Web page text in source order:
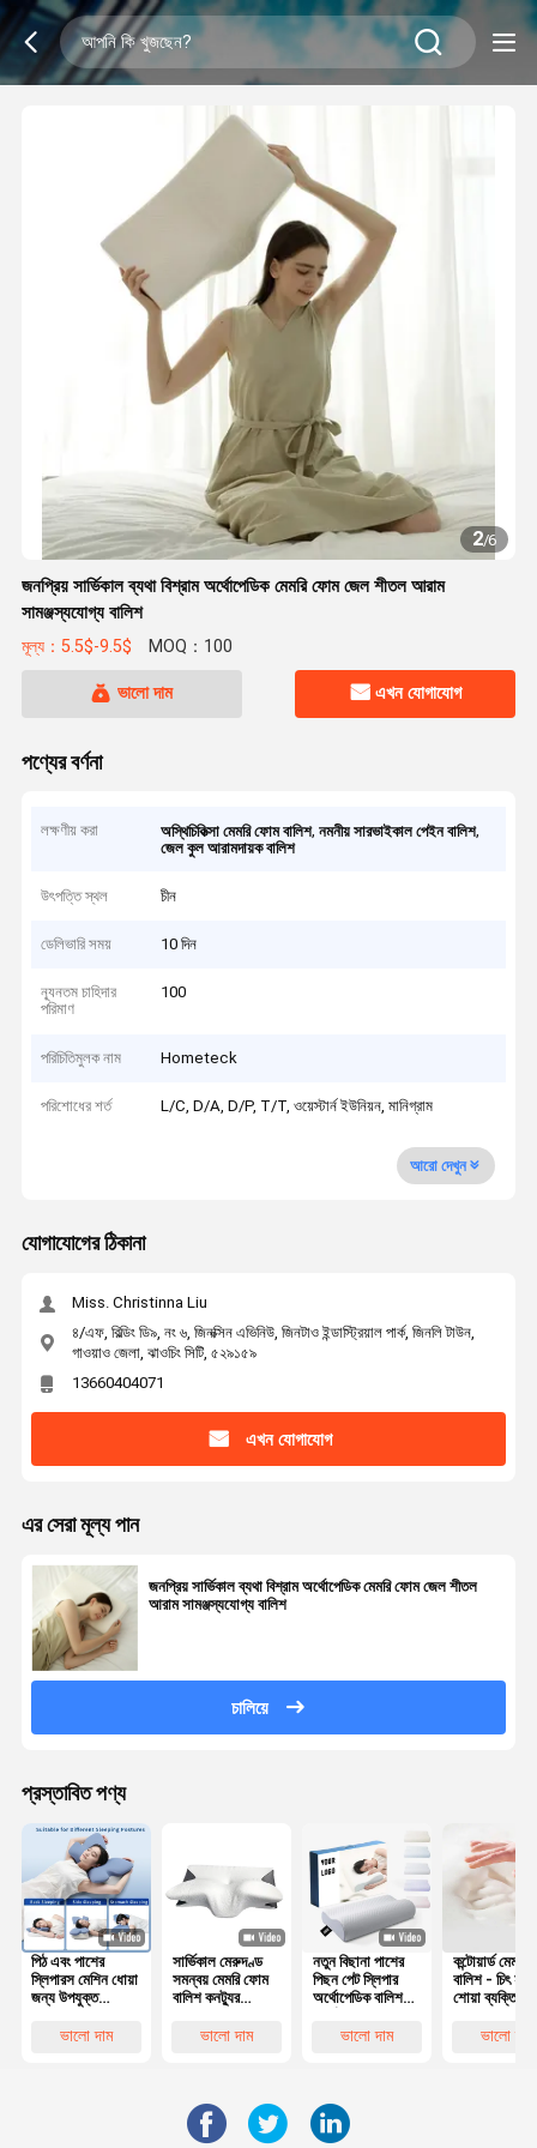
2/6
জনপ্রিয় সার্ভিকাল ব্যথা বিশ্রাম অর্থোপেডিক মেমরি ফোম জেল শীতল আরাম
সামঞ্জস্যযোগ্য বালিশ
মূল্য：5.5$-9.5$ MOQ：100
ভালো দাম এখন যোগাযোগ
পণ্যের বর্ণনা
লক্ষণীয় করা অস্থিচিকিত্সা মেমরি ফোম বালিশ,নমনীয় সারভাইকাল পেইন বালিশ,
জেল কুল আরামদায়ক বালিশ
উৎপত্তি স্থল চীন
ডেলিভারি সময় 10 দিন
ন্যূনতম চাহিদার
পরিমাণ
100
পরিচিতিমুলক নাম Hometeck
পরিশোধের শর্ত L/C, D/A, D/P, T/T, ওয়েস্টার্ন ইউনিয়ন, মানিগ্রাম
আরো দেখুন
যোগাযোগের ঠিকানা
Miss. Christinna Liu
৪/এফ, বিল্ডিং ডি৯, নং ৬, জিনক্সিন এভিনিউ, জিনটাও ইন্ডাস্ট্রিয়াল পার্ক, জিনলি টাউন,
গাওয়াও জেলা, ঝাওচিং সিটি, ৫২৯১৫৯
13660404071
এখন যোগাযোগ
এর সেরা মূল্য পান
জনপ্রিয় সার্ভিকাল ব্যথা বিশ্রাম অর্থোপেডিক মেমরি ফোম জেল শীতল
আরাম সামঞ্জস্যযোগ্য বালিশ
চালিয়ে
প্রস্তাবিত পণ্য
পিঠ এবং পাশের
স্লিপারস মেশিন ধোয়া
জন্য উপযুক্ত
কনট্যুরযুক্ত মেমরি
ভালো দাম
সার্ভিকাল মেরুদণ্ড
সমন্বয় মেমরি ফোম
বালিশ কনট্যুর
প্রজাপতি আকৃতির
ভালো দাম
নতুন বিছানা পাশের
পিছন পেট স্লিপার
অর্থোপেডিক বালিশ
আর্গোনমিক মেমরি
ভালো দাম
কন্টোয়ার্ড মেমরি
বালিশ - চিৎ হয়ে
শোয়া ব্যক্তিদের
সারিবদ্ধকরণের
ভালো দাম